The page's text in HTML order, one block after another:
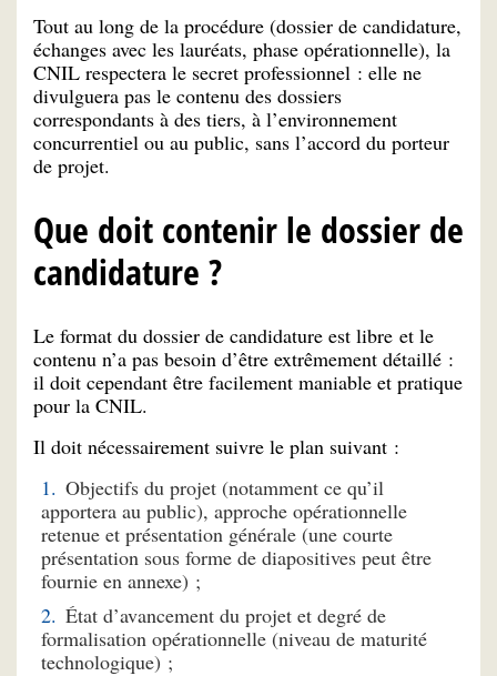
Tout au long de la procédure (dossier de candidature,
échanges avec les lauréats, phase opérationnelle), la
CNIL respectera le secret professionnel : elle ne
divulguera pas le contenu des dossiers
correspondants à des tiers, à l’environnement
concurrentiel ou au public, sans l’accord du porteur
de projet.
Que doit contenir le dossier de
candidature ?
Le format du dossier de candidature est libre et le
contenu n’a pas besoin d’être extrêmement détaillé :
il doit cependant être facilement maniable et pratique
pour la CNIL.
Il doit nécessairement suivre le plan suivant :
Objectifs du projet (notamment ce qu’il
apportera au public), approche opérationnelle
retenue et présentation générale (une courte
présentation sous forme de diapositives peut être
fournie en annexe) ;
État d’avancement du projet et degré de
formalisation opérationnelle (niveau de maturité
technologique) ;